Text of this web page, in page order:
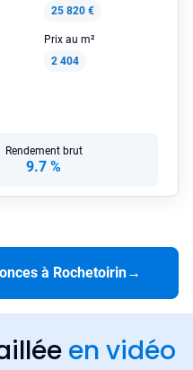
25 820 €
Prix au m²
2 404
Rendement brut
9.7 %
à Rochetoirin→
en vidéo